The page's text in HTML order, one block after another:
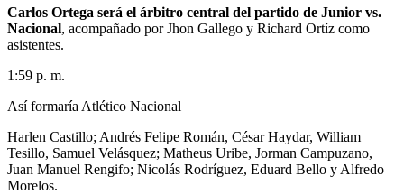
Carlos Ortega será el árbitro central del partido de Junior vs.
Nacional, acompañado por Jhon Gallego y Richard Ortíz como
asistentes.
1:59 p. m.
Así formaría Atlético Nacional
Harlen Castillo; Andrés Felipe Román, César Haydar, William
Tesillo, Samuel Velásquez; Matheus Uribe, Jorman Campuzano,
Juan Manuel Rengifo; Nicolás Rodríguez, Eduard Bello y Alfredo
Morelos.